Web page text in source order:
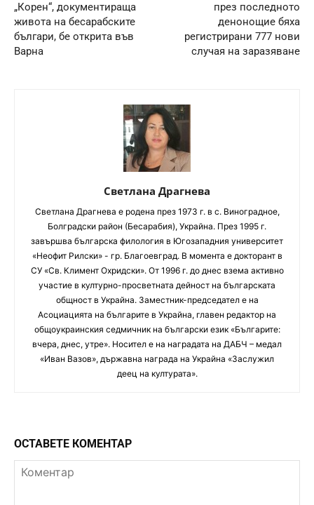
„Корен“, документираща
живота на бесарабските
българи, бе открита във
Варна
през последното
денонощие бяха
регистрирани 777 нови
случая на заразяване
Светлана Драгнева
Светлана Драгнева е родена през 1973 г. в с. Виноградное,
Болградски район (Бесарабия), Украйна. През 1995 г.
завършва българска филология в Югозападния университет
«Неофит Рилски» - гр. Благоевград. В момента е докторант в
СУ «Св. Климент Охридски». От 1996 г. до днес взема активно
участие в културно-просветната дейност на българската
общност в Украйна. Заместник-председател е на
Асоциацията на българите в Украйна, главен редактор на
общоукраинския седмичник на български език «Българите:
вчера, днес, утре». Носител е на наградата на ДАБЧ – медал
«Иван Вазов», държавна награда на Украйна «Заслужил
деец на културата».
ОСТАВЕТЕ КОМЕНТАР